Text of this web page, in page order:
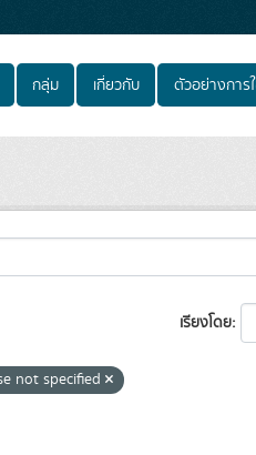
กลุ่ม เกี่ยวกับ ตัวอย่างการ
เรียงโดย
not specified